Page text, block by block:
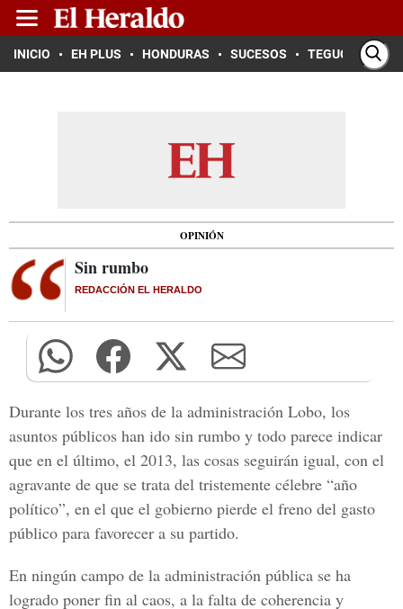
INICIO EH PLUS HONDURAS SUCESOS TEGUCIGALPA
OPINIÓN
Sin rumbo
REDACCIÓN EL HERALDO
Durante los tres años de la administración Lobo, los
asuntos públicos han ido sin rumbo y todo parece indicar
que en el último, el 2013, las cosas seguirán igual, con el
agravante de que se trata del tristemente célebre “año
político”, en el que el gobierno pierde el freno del gasto
público para favorecer a su partido.
En ningún campo de la administración pública se ha
logrado poner fin al caos, a la falta de coherencia y